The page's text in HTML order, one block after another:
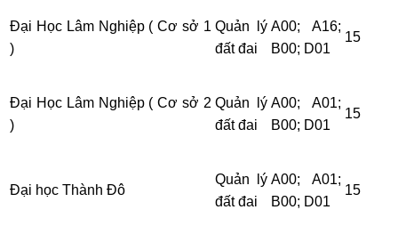
Đại Học Lâm Nghiệp ( Cơ sở 1
)
Quản lý
đất đai
A00; A16;
B00; D01
15
Đại Học Lâm Nghiệp ( Cơ sở 2
)
Quản lý
đất đai
A00; A01;
B00; D01
15
Đại học Thành Đô
Quản lý
đất đai
A00; A01;
B00; D01
15